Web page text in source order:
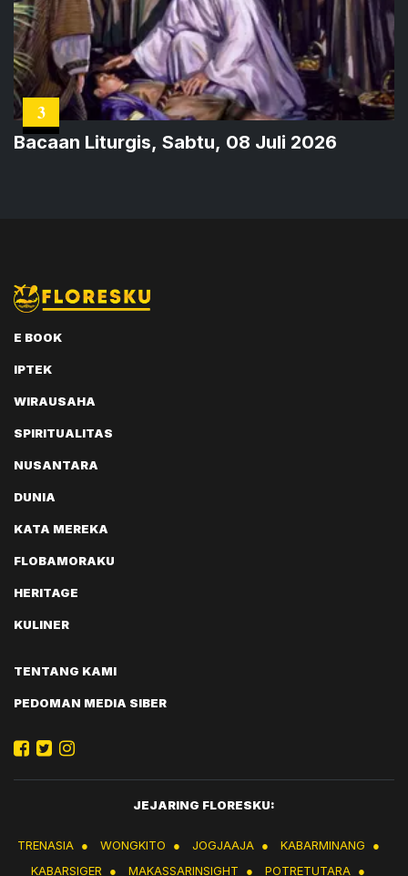
3
Bacaan Liturgis, Sabtu, 08 Juli 2026
E BOOK
IPTEK
WIRAUSAHA
SPIRITUALITAS
NUSANTARA
DUNIA
KATA MEREKA
FLOBAMORAKU
HERITAGE
KULINER
TENTANG KAMI
PEDOMAN MEDIA SIBER
JEJARING FLORESKU:
TRENASIA ● WONGKITO ● JOGJAAJA ● KABARMINANG
●
KABARSIGER
● MAKASSARINSIGHT ● POTRETUTARA ●